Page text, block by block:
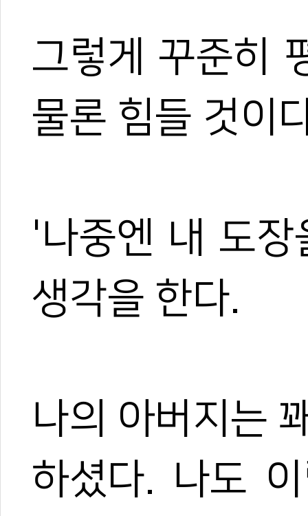
그렇게 꾸준히
물론 힘들 것이
'나중엔 내 도
생각을 한다.
나의 아버지는
하셨다. 나도